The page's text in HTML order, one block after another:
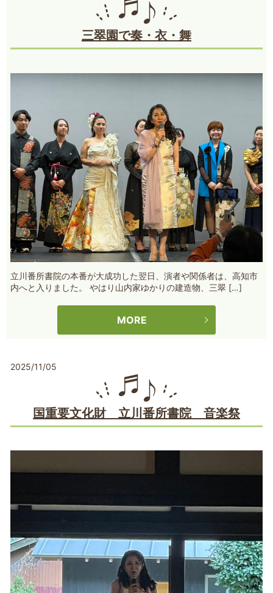
三翠園で奏・衣・舞
立川番所書院の本番が大成功した翌日、演者や関係者は、高知市
内へと入りました。 やはり山内家ゆかりの建造物、三翠 […]
MORE
2025/11/05
国重要文化財 立川番所書院 音楽祭